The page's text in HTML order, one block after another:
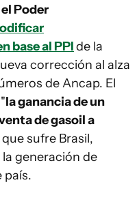
Poder
base al PPIde la
corrección al alza
de Ancap. El
la ganancia de un
de gasoil a
sufre Brasil,
generación de
país.